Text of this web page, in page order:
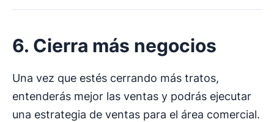
6. Cierra más negocios
Una vez que estés cerrando más tratos,
entenderás mejor las ventas y podrás ejecutar
una estrategia de ventas para el área comercial.